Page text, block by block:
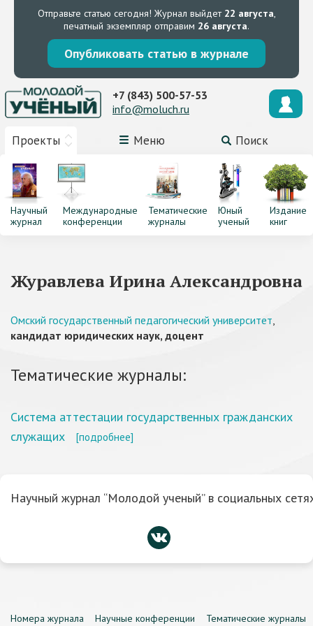
Отправьте статью сегодня! Журнал выйдет 22 августа,
печатный экземпляр отправим 26 августа.
Опубликовать статью в журнале
Проекты Меню Поиск
+7 (843) 500-57-53
info@moluch.ru
Научный
журнал
Международные
конференции
Тематические
журналы
Юный
ученый
Издание
книг
Журавлева Ирина Александровна
Омский государственный педагогический университет,
кандидат юридических наук, доцент
Тематические журналы:
Система аттестации государственных гражданских
служащих
[подробнее]
Научный журнал “Молодой ученый” в социальных
Номера журнала Научные конференции Тематические журналы